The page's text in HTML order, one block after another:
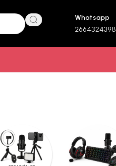
Whatsapp
2664324398